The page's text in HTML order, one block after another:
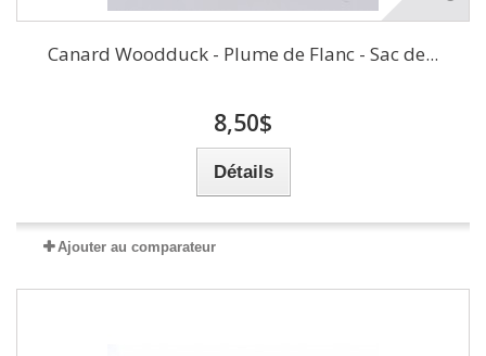
Canard Woodduck - Plume de Flanc - Sac de...
8,50$
Détails
Ajouter au comparateur